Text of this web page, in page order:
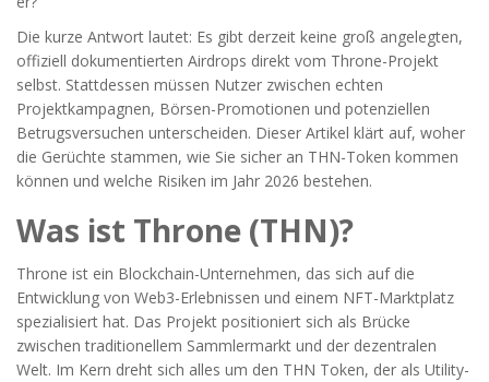
Die kurze Antwort lautet: Es gibt derzeit keine groß angelegten,
offiziell dokumentierten Airdrops direkt vom Throne-Projekt
selbst. Stattdessen müssen Nutzer zwischen echten
Projektkampagnen, Börsen-Promotionen und potenziellen
Betrugsversuchen unterscheiden. Dieser Artikel klärt auf, woher
die Gerüchte stammen, wie Sie sicher an THN-Token kommen
können und welche Risiken im Jahr 2026 bestehen.
Was ist Throne (THN)?
Throne ist ein Blockchain-Unternehmen, das sich auf die
Entwicklung von Web3-Erlebnissen und einem NFT-Marktplatz
spezialisiert hat. Das Projekt positioniert sich als Brücke
zwischen traditionellem Sammlermarkt und der dezentralen
Welt. Im Kern dreht sich alles um den THN Token, der als Utility-